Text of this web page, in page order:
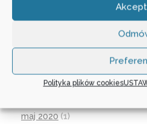
Polityka plików cookies
czerwiec 2021(27)
maj 2020(1)